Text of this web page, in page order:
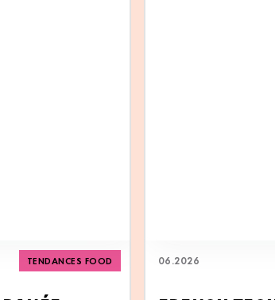
TENDANCES FOOD 06.2026